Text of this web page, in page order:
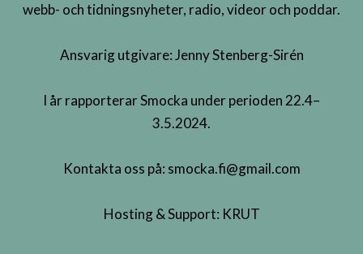
webb- och tidningsnyheter, radio, videor och poddar.
Ansvarig utgivare: Jenny Stenberg-Sirén
I år rapporterar Smocka under perioden 22.4–
3.5.2024.
Kontakta oss på: smocka.fi@gmail.com
Hosting & Support: KRUT